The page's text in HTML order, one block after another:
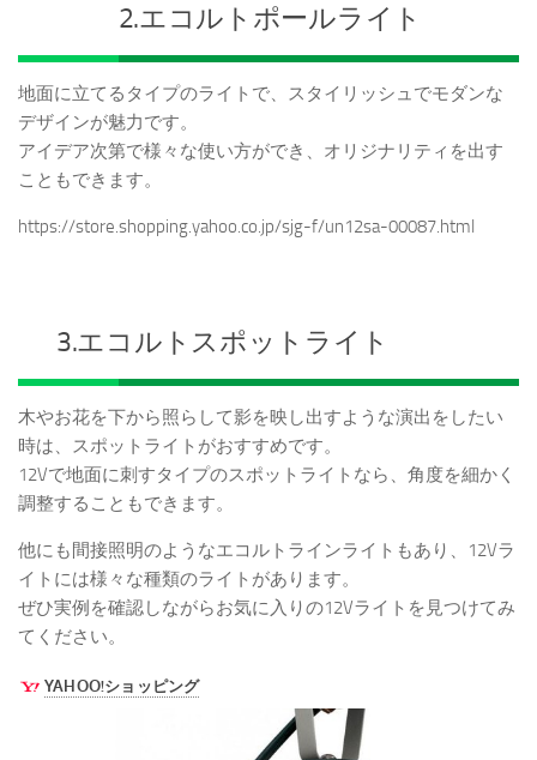
2.エコルトポールライト
地面に立てるタイプのライトで、スタイリッシュでモダンな
デザインが魅力です。
アイデア次第で様々な使い方ができ、オリジナリティを出す
こともできます。
https://store.shopping.yahoo.co.jp/sjg-f/un12sa-00087.html
3.エコルトスポットライト
木やお花を下から照らして影を映し出すような演出をしたい
時は、スポットライトがおすすめです。
12Vで地面に刺すタイプのスポットライトなら、角度を細かく
調整することもできます。
他にも間接照明のようなエコルトラインライトもあり、12Vラ
イトには様々な種類のライトがあります。
ぜひ実例を確認しながらお気に入りの12Vライトを見つけてみ
てください。